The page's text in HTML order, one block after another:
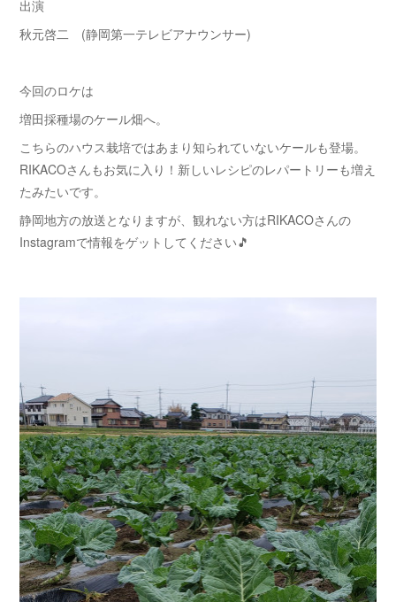
出演
秋元啓二 (静岡第一テレビアナウンサー)
今回のロケは
増田採種場のケール畑へ。
こちらのハウス栽培ではあまり知られていないケールも登場。
RIKACOさんもお気に入り！新しいレシピのレパートリーも増え
たみたいです。
静岡地方の放送となりますが、観れない方はRIKACOさんの
Instagramで情報をゲットしてください🎵